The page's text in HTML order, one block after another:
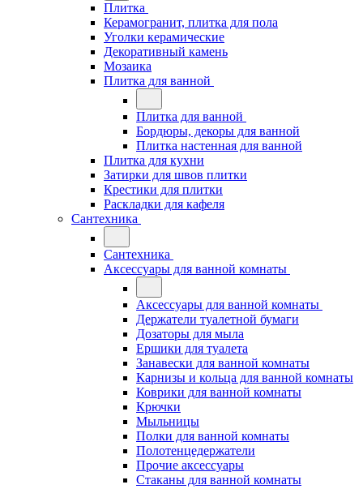
Плитка
Керамогранит, плитка для пола
Уголки керамические
Декоративный камень
Мозаика
Плитка для ванной
Плитка для ванной
Бордюры, декоры для ванной
Плитка настенная для ванной
Плитка для кухни
Затирки для швов плитки
Крестики для плитки
Раскладки для кафеля
Сантехника
Сантехника
Аксессуары для ванной комнаты
Аксессуары для ванной комнаты
Держатели туалетной бумаги
Дозаторы для мыла
Ершики для туалета
Занавески для ванной комнаты
Карнизы и кольца для ванной комнаты
Коврики для ванной комнаты
Крючки
Мыльницы
Полки для ванной комнаты
Полотенцедержатели
Прочие аксессуары
Стаканы для ванной комнаты